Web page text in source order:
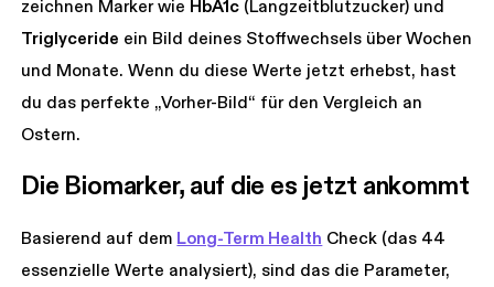
zeichnen Marker wie HbA1c (Langzeitblutzucker) und
Triglyceride ein Bild deines Stoffwechsels über Wochen
und Monate. Wenn du diese Werte jetzt erhebst, hast
du das perfekte „Vorher-Bild“ für den Vergleich an
Ostern.
Die Biomarker, auf die es jetzt ankommt
Basierend auf dem Long-Term Health Check (das 44
essenzielle Werte analysiert), sind das die Parameter,